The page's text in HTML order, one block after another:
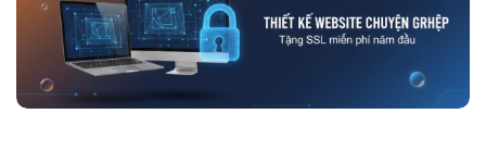
538.000 vnđ 385.000 vnđ